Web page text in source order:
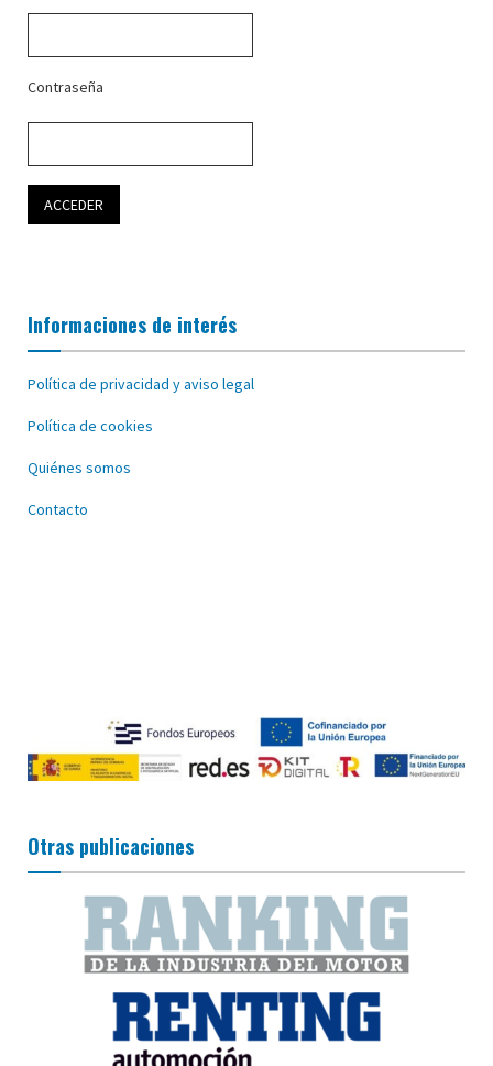
Contraseña
Informaciones de interés
Política de privacidad y aviso legal
Política de cookies
Quiénes somos
Contacto
Otras publicaciones